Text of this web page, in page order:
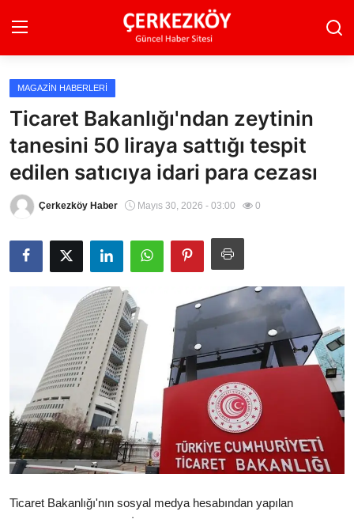
Ana Sayfa
Son Dakika
Ekonomi Haberleri
Magazin Haberleri
Spor Haberleri
Teknoloji Haberleri
Dünya Haberleri
Çerkezköy
MAGAZIN HABERLERI
Ticaret Bakanlığı'ndan zeytinin
tanesini 50 liraya sattığı tespit
edilen satıcıya idari para cezası
Çerkezköy Haber Mayıs 30, 2026 - 03:00 0
Ticaret Bakanlığı'nın sosyal medya hesabından yapılan